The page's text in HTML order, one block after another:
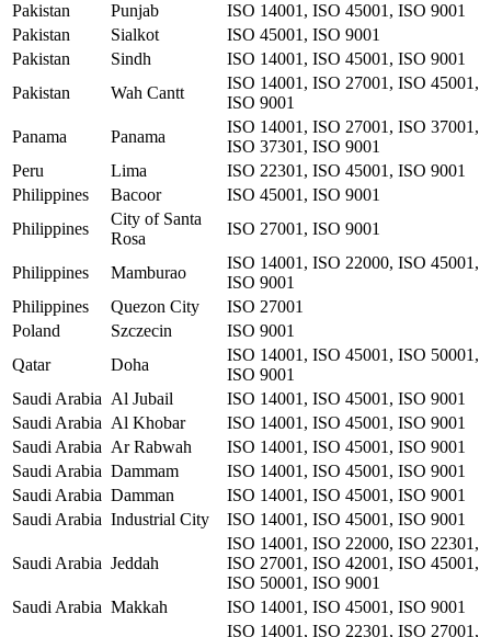
Pakistan
Punjab
ISO 14001, ISO 45001, ISO 9001
Pakistan
Sialkot
ISO 45001, ISO 9001
Pakistan
Sindh
ISO 14001, ISO 45001, ISO 9001
Pakistan
Wah Cantt
ISO 14001, ISO 27001, ISO 45001,
ISO 9001
Panama
Panama
ISO 14001, ISO 27001, ISO 37001,
ISO 37301, ISO 9001
Peru
Lima
ISO 22301, ISO 45001, ISO 9001
Philippines
Bacoor
ISO 45001, ISO 9001
Philippines
City of Santa
Rosa
ISO 27001, ISO 9001
Philippines Mamburao
ISO 14001, ISO 22000, ISO 45001,
ISO 9001
Philippines
Quezon City
ISO 27001
Poland
Szczecin
ISO 9001
Qatar
Doha
ISO 14001, ISO 45001, ISO 50001,
ISO 9001
Saudi Arabia Al Jubail
ISO 14001, ISO 45001, ISO 9001
Saudi Arabia Al Khobar
ISO 14001, ISO 45001, ISO 9001
Saudi Arabia Ar Rabwah
ISO 14001, ISO 45001, ISO 9001
Saudi Arabia Dammam
ISO 14001, ISO 45001, ISO 9001
Saudi Arabia Damman
ISO 14001, ISO 45001, ISO 9001
Saudi Arabia Industrial City ISO 14001, ISO 45001, ISO 9001
Saudi Arabia Jeddah
ISO 14001, ISO 22000, ISO 22301,
ISO 27001, ISO 42001, ISO 45001,
ISO 50001, ISO 9001
Saudi Arabia Makkah ISO 14001, ISO 45001, ISO 9001
ISO 14001, ISO 22301, ISO 27001,